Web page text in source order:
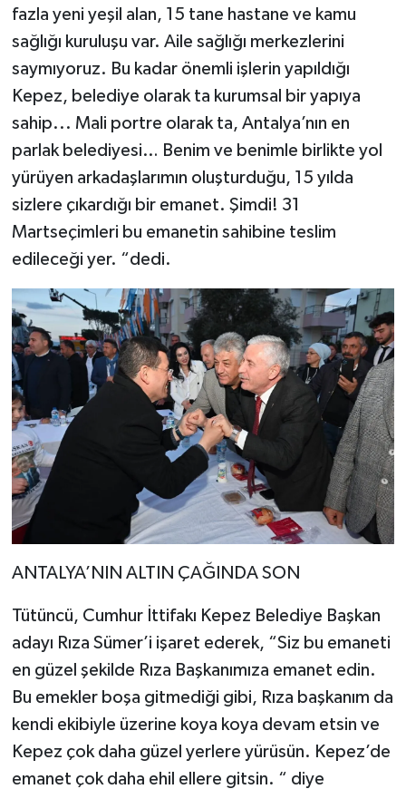
fazla yeni yeşil alan, 15 tane hastane ve kamu
sağlığı kuruluşu var. Aile sağlığı merkezlerini
saymıyoruz. Bu kadar önemli işlerin yapıldığı
Kepez, belediye olarak ta kurumsal bir yapıya
sahip... Mali portre olarak ta, Antalya’nın en
parlak belediyesi… Benim ve benimle birlikte yol
yürüyen arkadaşlarımın oluşturduğu, 15 yılda
sizlere çıkardığı bir emanet. Şimdi! 31
Martseçimleri bu emanetin sahibine teslim
edileceği yer. “dedi.
ANTALYA’NIN ALTIN ÇAĞINDA SON
Tütüncü, Cumhur İttifakı Kepez Belediye Başkan
adayı Rıza Sümer’i işaret ederek, “Siz bu emaneti
en güzel şekilde Rıza Başkanımıza emanet edin.
Bu emekler boşa gitmediği gibi, Rıza başkanım da
kendi ekibiyle üzerine koya koya devam etsin ve
Kepez çok daha güzel yerlere yürüsün. Kepez’de
emanet çok daha ehil ellere gitsin. “ diye